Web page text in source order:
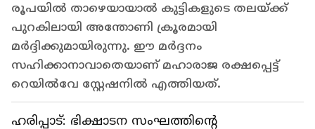
രൂപയിൽ താഴെയായാൽ കുട്ടികളുടെ തലയ്ക്ക്
പുറകിലായി അന്തോണി ക്രൂരമായി
മർദ്ദിക്കുമായിരുന്നു. ഈ മർദ്ദനം
സഹിക്കാനാവാതെയാണ് മഹാരാജ രക്ഷപ്പെട്ട്
റെയിൽവേ സ്റ്റേഷനിൽ എത്തിയത്.
ഹരിപ്പാട്: ഭിക്ഷാടന സംഘത്തിന്റെ